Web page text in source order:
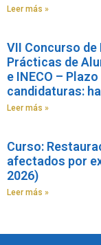
Leer más »
VII Concurso
Prácticas de
e INECO –
candidaturas:
Leer más »
Curso:
afectados por
2026)
Leer más »